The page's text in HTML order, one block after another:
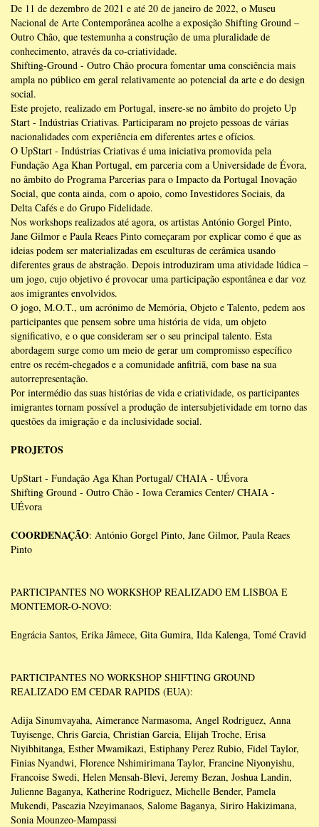
De 11 de dezembro de 2021 e até 20 de janeiro de 2022, o Museu
Nacional de Arte Contemporânea acolhe a exposição Shifting Ground –
Outro Chão, que testemunha a construção de uma pluralidade de
conhecimento, através da co-criatividade.
Shifting-Ground - Outro Chão procura fomentar uma consciência mais
ampla no público em geral relativamente ao potencial da arte e do design
social.
Este projeto, realizado em Portugal, insere-se no âmbito do projeto Up
Start - Indústrias Criativas. Participaram no projeto pessoas de várias
nacionalidades com experiência em diferentes artes e ofícios.
O UpStart - Indústrias Criativas é uma iniciativa promovida pela
Fundação Aga Khan Portugal, em parceria com a Universidade de Évora,
no âmbito do Programa Parcerias para o Impacto da Portugal Inovação
Social, que conta ainda, com o apoio, como Investidores Sociais, da
Delta Cafés e do Grupo Fidelidade.
Nos workshops realizados até agora, os artistas António Gorgel Pinto,
Jane Gilmor e Paula Reaes Pinto começaram por explicar como é que as
ideias podem ser materializadas em esculturas de cerâmica usando
diferentes graus de abstração. Depois introduziram uma atividade lúdica –
um jogo, cujo objetivo é provocar uma participação espontânea e dar voz
aos imigrantes envolvidos.
O jogo, M.O.T., um acrónimo de Memória, Objeto e Talento, pedem aos
participantes que pensem sobre uma história de vida, um objeto
significativo, e o que consideram ser o seu principal talento. Esta
abordagem surge como um meio de gerar um compromisso específico
entre os recém-chegados e a comunidade anfitriã, com base na sua
autorrepresentação.
Por intermédio das suas histórias de vida e criatividade, os participantes
imigrantes tornam possível a produção de intersubjetividade em torno das
questões da imigração e da inclusividade social.
PROJETOS
UpStart - Fundação Aga Khan Portugal/ CHAIA - UÉvora
Shifting Ground - Outro Chão - Iowa Ceramics Center/ CHAIA -
UÉvora
COORDENAÇÃO: António Gorgel Pinto, Jane Gilmor, Paula Reaes
Pinto
PARTICIPANTES NO WORKSHOP REALIZADO EM LISBOA E
MONTEMOR-O-NOVO:
Engrácia Santos, Erika Jâmece, Gita Gumira, Ilda Kalenga, Tomé Cravid
PARTICIPANTES NO WORKSHOP SHIFTING GROUND
REALIZADO EM CEDAR RAPIDS (EUA):
Adija Sinumvayaha, Aimerance Narmasoma, Angel Rodriguez, Anna
Tuyisenge, Chris Garcia, Christian Garcia, Elijah Troche, Erisa
Niyibhitanga, Esther Mwamikazi, Estiphany Perez Rubio, Fidel Taylor,
Finias Nyandwi, Florence Nshimirimana Taylor, Francine Niyonyishu,
Francoise Swedi, Helen Mensah-Blevi, Jeremy Bezan, Joshua Landin,
Julienne Baganya, Katherine Rodriguez, Michelle Bender, Pamela
Mukendi, Pascazia Nzeyimanaos, Salome Baganya, Siriro Hakizimana,
Sonia Mounzeo-Mampassi